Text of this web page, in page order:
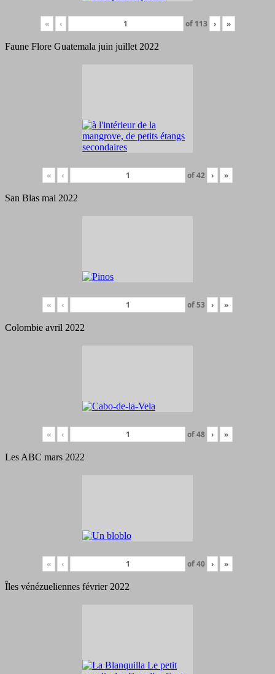
« ‹ of 113 › »
Faune Flore Guatemala juin juillet 2022
« ‹ of42 › »
San Blas mai 2022
« ‹ of53 › »
Colombie avril 2022
« ‹ of48 › »
Les ABC mars 2022
« ‹ of40 › »
Îles vénézueliennes février 2022